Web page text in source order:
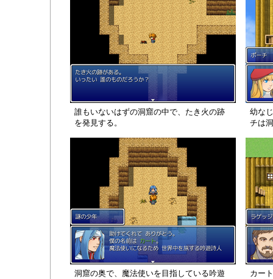
誰もいないはずの洞窟の中で、たき火の跡
を発見する。
幼な
チは
洞窟の奥で、魔法使いを目指している吟遊
カー